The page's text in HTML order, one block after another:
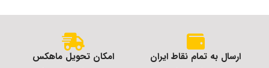
ارسال به تمام نقاط ایران امکان تحویل ماهکس